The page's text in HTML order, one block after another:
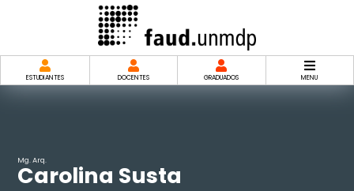
ESTUDIANTES DOCENTES GRADUADOS MENU
Mg. Arq.
Carolina Susta